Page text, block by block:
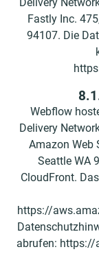
Fastly Inc.
94107. Die
Webflow
Delivery
Amazon Web
Seattle WA
CloudFront.
https://
abrufen: